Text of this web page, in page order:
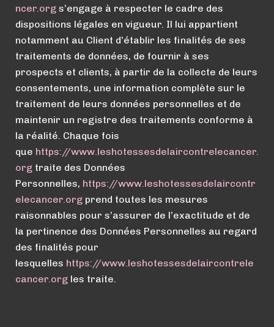
ncer.org s’engage à respecter le cadre des
dispositions légales en vigueur. Il lui appartient
notamment au Client d’établir les finalités de ses
traitements de données, de fournir à ses
prospects et clients, à partir de la collecte de leurs
consentements, une information complète sur le
traitement de leurs données personnelles et de
maintenir un registre des traitements conforme à
la réalité. Chaque fois
que https://www.leshotessesdelaircontrelecancer.
org traite des Données
Personnelles, https://www.leshotessesdelaircontr
elecancer.org prend toutes les mesures
raisonnables pour s’assurer de l’exactitude et de
la pertinence des Données Personnelles au regard
des finalités pour
lesquelles https://www.leshotessesdelaircontrele
cancer.org les traite.